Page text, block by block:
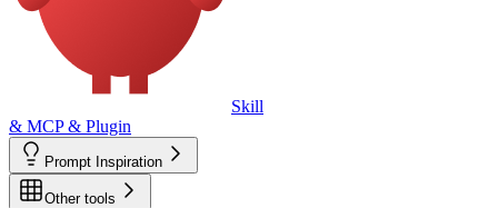
Skill
& MCP & Plugin
Prompt Inspiration
Other tools